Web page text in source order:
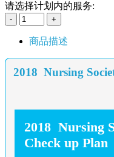
请选择计划内的服务:
商品描述
2018 Nursing
2018 Nursing
Check up Plan